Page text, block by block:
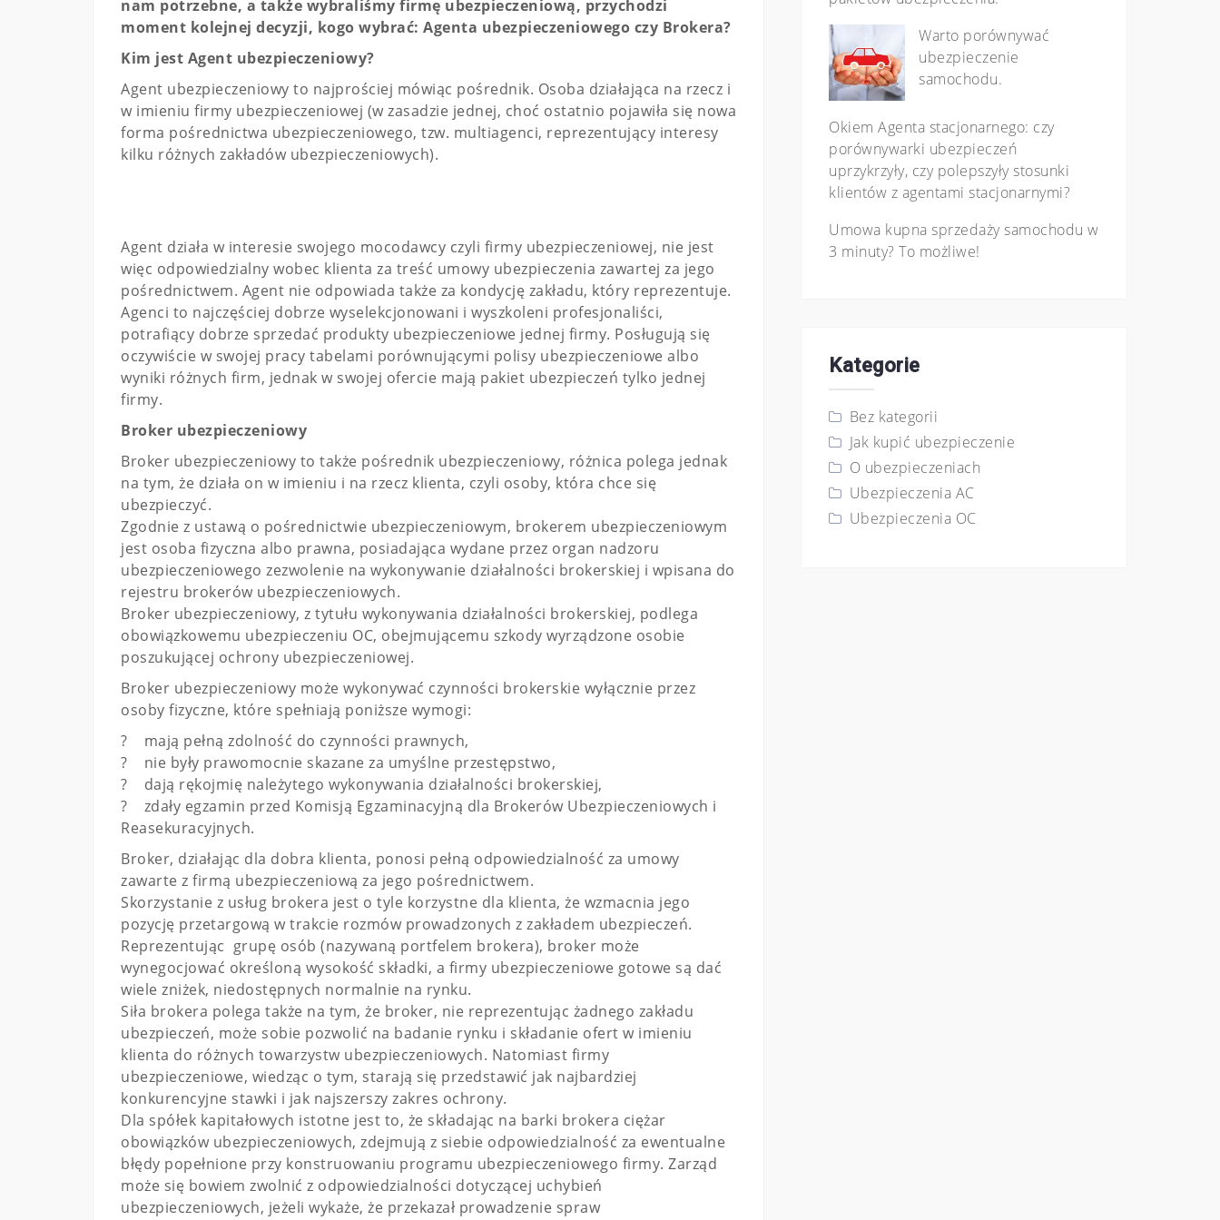
nam potrzebne, a także wybraliśmy firmę ubezpieczeniową, przychodzi
moment kolejnej decyzji, kogo wybrać: Agenta ubezpieczeniowego czy Brokera?
Kim jest Agent ubezpieczeniowy?
Agent ubezpieczeniowy to najprościej mówiąc pośrednik. Osoba działająca na rzecz i
w imieniu firmy ubezpieczeniowej (w zasadzie jednej, choć ostatnio pojawiła się nowa
forma pośrednictwa ubezpieczeniowego, tzw. multiagenci, reprezentujący interesy
kilku różnych zakładów ubezpieczeniowych).
Agent działa w interesie swojego mocodawcy czyli firmy ubezpieczeniowej, nie jest
więc odpowiedzialny wobec klienta za treść umowy ubezpieczenia zawartej za jego
pośrednictwem. Agent nie odpowiada także za kondycję zakładu, który reprezentuje.
Agenci to najczęściej dobrze wyselekcjonowani i wyszkoleni profesjonaliści,
potrafiący dobrze sprzedać produkty ubezpieczeniowe jednej firmy. Posługują się
oczywiście w swojej pracy tabelami porównującymi polisy ubezpieczeniowe albo
wyniki różnych firm, jednak w swojej ofercie mają pakiet ubezpieczeń tylko jednej
firmy.
Broker ubezpieczeniowy
Broker ubezpieczeniowy to także pośrednik ubezpieczeniowy, różnica polega jednak
na tym, że działa on w imieniu i na rzecz klienta, czyli osoby, która chce się
ubezpieczyć.
Zgodnie z ustawą o pośrednictwie ubezpieczeniowym, brokerem ubezpieczeniowym
jest osoba fizyczna albo prawna, posiadająca wydane przez organ nadzoru
ubezpieczeniowego zezwolenie na wykonywanie działalności brokerskiej i wpisana do
rejestru brokerów ubezpieczeniowych.
Broker ubezpieczeniowy, z tytułu wykonywania działalności brokerskiej, podlega
obowiązkowemu ubezpieczeniu OC, obejmującemu szkody wyrządzone osobie
poszukującej ochrony ubezpieczeniowej.
Broker ubezpieczeniowy może wykonywać czynności brokerskie wyłącznie przez
osoby fizyczne, które spełniają poniższe wymogi:
? mają pełną zdolność do czynności prawnych,
? nie były prawomocnie skazane za umyślne przestępstwo,
? dają rękojmię należytego wykonywania działalności brokerskiej,
? zdały egzamin przed Komisją Egzaminacyjną dla Brokerów Ubezpieczeniowych i
Reasekuracyjnych.
Broker, działając dla dobra klienta, ponosi pełną odpowiedzialność za umowy
zawarte z firmą ubezpieczeniową za jego pośrednictwem.
Skorzystanie z usług brokera jest o tyle korzystne dla klienta, że wzmacnia jego
pozycję przetargową w trakcie rozmów prowadzonych z zakładem ubezpieczeń.
Reprezentując grupę osób (nazywaną portfelem brokera), broker może
wynegocjować określoną wysokość składki, a firmy ubezpieczeniowe gotowe są dać
wiele zniżek, niedostępnych normalnie na rynku.
Siła brokera polega także na tym, że broker, nie reprezentując żadnego zakładu
ubezpieczeń, może sobie pozwolić na badanie rynku i składanie ofert w imieniu
klienta do różnych towarzystw ubezpieczeniowych. Natomiast firmy
ubezpieczeniowe, wiedząc o tym, starają się przedstawić jak najbardziej
konkurencyjne stawki i jak najszerszy zakres ochrony.
Dla spółek kapitałowych istotne jest to, że składając na barki brokera ciężar
obowiązków ubezpieczeniowych, zdejmują z siebie odpowiedzialność za ewentualne
błędy popełnione przy konstruowaniu programu ubezpieczeniowego firmy. Zarząd
może się bowiem zwolnić z odpowiedzialności dotyczącej uchybień
ubezpieczeniowych, jeżeli wykaże, że przekazał prowadzenie spraw
Warto porównywać
ubezpieczenie
samochodu.
Okiem Agenta stacjonarnego: czy
porównywarki ubezpieczeń
uprzykrzyły, czy polepszyły stosunki
klientów z agentami stacjonarnymi?
Umowa kupna sprzedaży samochodu w
3 minuty? To możliwe!
Kategorie
Bez kategorii
Jak kupić ubezpieczenie
O ubezpieczeniach
Ubezpieczenia AC
Ubezpieczenia OC